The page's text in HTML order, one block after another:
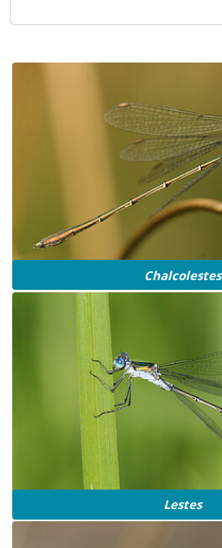
Chalcolestes
Lestes